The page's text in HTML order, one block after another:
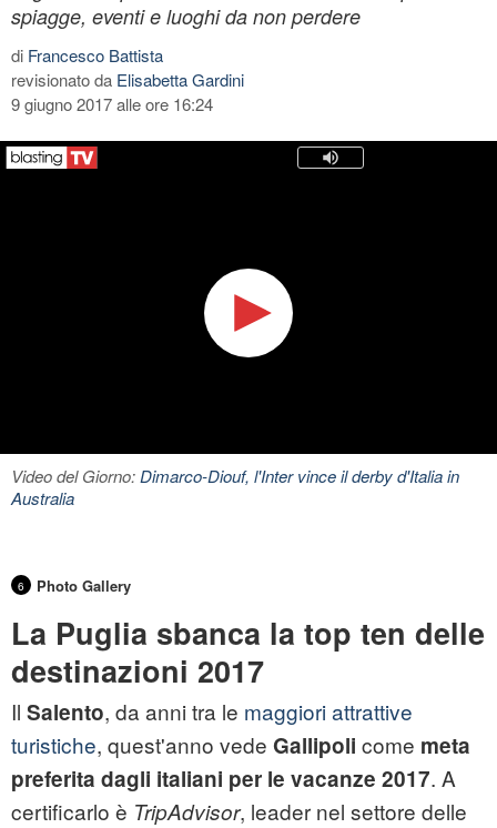
spiagge, eventi e luoghi da non perdere
di Francesco Battista
revisionato da Elisabetta Gardini
9 giugno 2017 alle ore 16:24
Video del Giorno:Dimarco-Diouf, l'Inter vince il derby d'Italia in
Australia
6 Photo Gallery
La Puglia sbanca la top ten delle
destinazioni 2017
Il Salento, da anni tra le maggiori attrattive
turistiche, quest'anno vede Gallipoli come meta
preferita dagli italiani per le vacanze 2017. A
certificarlo è TripAdvisor, leader nel settore delle